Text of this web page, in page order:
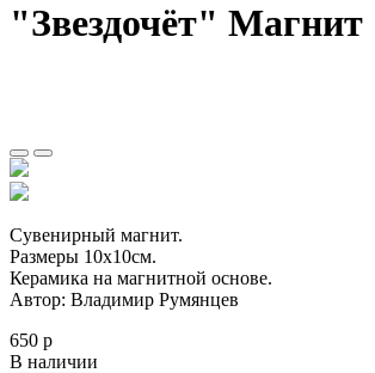
"Звездочёт" Магнит
Сувенирный магнит.
Размеры 10х10см.
Керамика на магнитной основе.
Автор: Владимир Румянцев
650 р
В наличии